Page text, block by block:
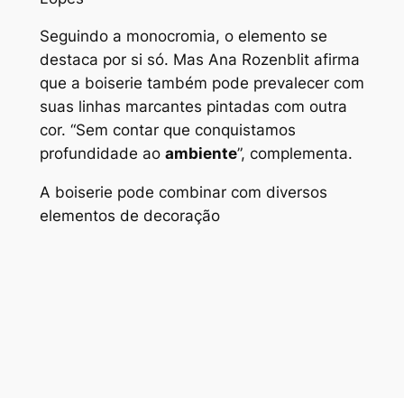
Seguindo a monocromia, o elemento se
destaca por si só. Mas Ana Rozenblit afirma
que a boiserie também pode prevalecer com
suas linhas marcantes pintadas com outra
cor. “Sem contar que conquistamos
profundidade ao ambiente”, complementa.
A boiserie pode combinar com diversos
elementos de decoração